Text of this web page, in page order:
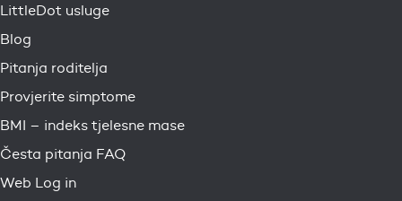
LittleDot usluge
Blog
Pitanja roditelja
Provjerite simptome
BMI – indeks tjelesne mase
Česta pitanja FAQ
Web Log in